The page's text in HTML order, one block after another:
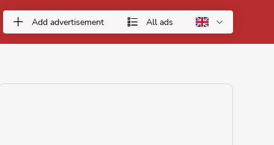
Add advertisement All ads